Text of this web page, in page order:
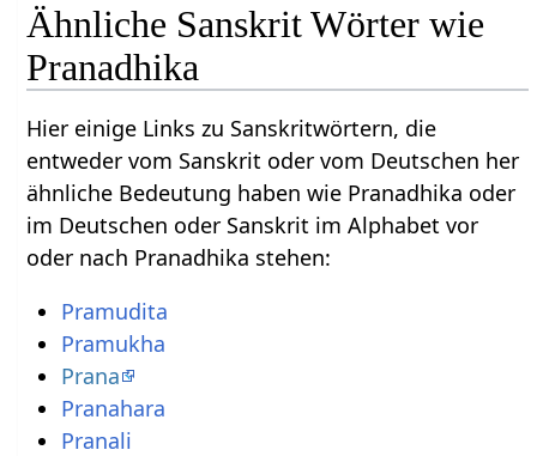
Ähnliche Sanskrit Wörter wie
Pranadhika
Hier einige Links zu Sanskritwörtern, die
entweder vom Sanskrit oder vom Deutschen her
ähnliche Bedeutung haben wie Pranadhika oder
im Deutschen oder Sanskrit im Alphabet vor
oder nach Pranadhika stehen:
Pramudita
Pramukha
Prana
Pranahara
Pranali